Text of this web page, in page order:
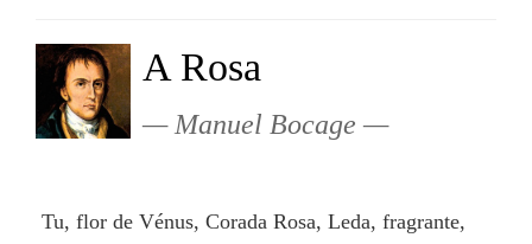
A Rosa
Manuel Bocage